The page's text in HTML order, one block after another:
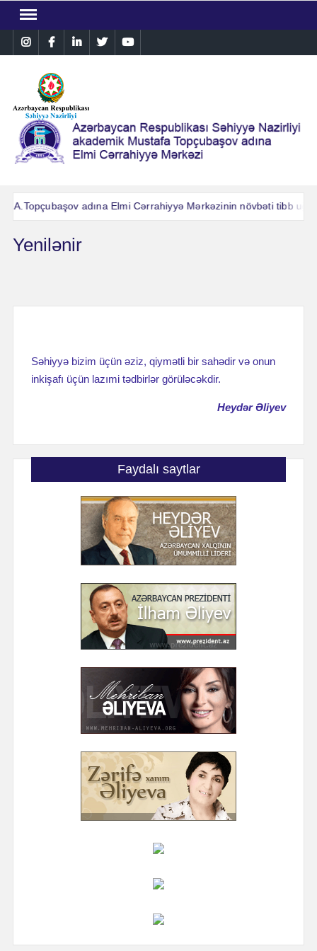
contentInstagramFacebook
LinkedinTwitterYouTube
adına Elmi Cərrahiyyə Mərkəzinin növbəti tibb
Yenilənir
Səhiyyə bizim üçün əziz, qiymətli bir sahədir və onun
inkişafı üçün lazımi tədbirlər görüləcəkdir.
Heydər Əliyev
Faydalı saytlar